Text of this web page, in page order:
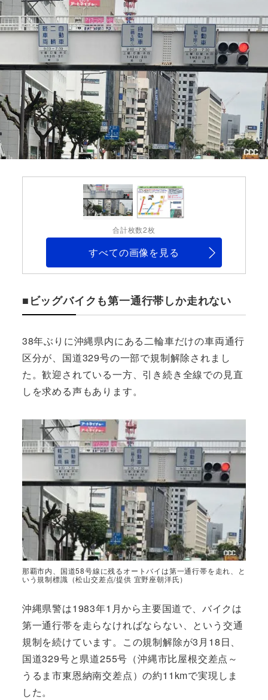
合計枚数2枚
すべての画像を見る
■ビッグバイクも第一通行帯しか走れない
38年ぶりに沖縄県内にある二輪車だけの車両通行
区分が、国道329号の一部で規制解除されまし
た。歓迎されている一方、引き続き全線での見直
しを求める声もあります。
那覇市内、国道58号線に残るオートバイは第一通行帯を走れ、と
いう規制標識（松山交差点/提供 宜野座朝洋氏）
沖縄県警は1983年1月から主要国道で、バイクは
第一通行帯を走らなければならない、という交通
規制を続けています。この規制解除が3月18日、
国道329号と県道255号（沖縄市比屋根交差点～
うるま市東恩納南交差点）の約11kmで実現しま
した。